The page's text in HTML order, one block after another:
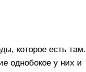
которое есть там.
однобокое у них и